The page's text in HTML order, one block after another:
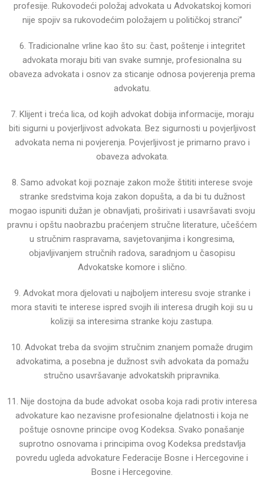
profesije. Rukovodeći položaj advokata u Advokatskoj komori
nije spojiv sa rukovodećim položajem u političkoj stranci”
6. Tradicionalne vrline kao što su: čast, poštenje i integritet
advokata moraju biti van svake sumnje, profesionalna su
obaveza advokata i osnov za sticanje odnosa povjerenja prema
advokatu.
7. Klijent i treća lica, od kojih advokat dobija informacije, moraju
biti sigurni u povjerljivost advokata. Bez sigurnosti u povjerljivost
advokata nema ni povjerenja. Povjerljivost je primarno pravo i
obaveza advokata.
8. Samo advokat koji poznaje zakon može štititi interese svoje
stranke sredstvima koja zakon dopušta, a da bi tu dužnost
mogao ispuniti dužan je obnavljati, proširivati i usavršavati svoju
pravnu i opštu naobrazbu praćenjem stručne literature, učešćem
u stručnim raspravama, savjetovanjima i kongresima,
objavljivanjem stručnih radova, saradnjom u časopisu
Advokatske komore i slično.
9. Advokat mora djelovati u najboljem interesu svoje stranke i
mora staviti te interese ispred svojih ili interesa drugih koji su u
koliziji sa interesima stranke koju zastupa.
10. Advokat treba da svojim stručnim znanjem pomaže drugim
advokatima, a posebna je dužnost svih advokata da pomažu
stručno usavršavanje advokatskih pripravnika.
11. Nije dostojna da bude advokat osoba koja radi protiv interesa
advokature kao nezavisne profesionalne djelatnosti i koja ne
poštuje osnovne principe ovog Kodeksa. Svako ponašanje
suprotno osnovama i principima ovog Kodeksa predstavlja
povredu ugleda advokature Federacije Bosne i Hercegovine i
Bosne i Hercegovine.